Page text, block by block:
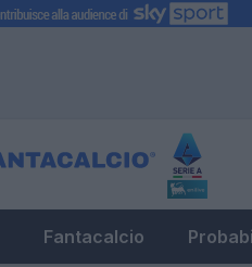
Fantacalcio